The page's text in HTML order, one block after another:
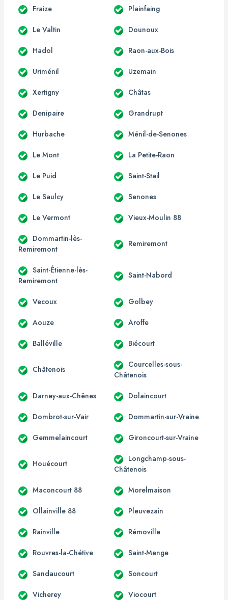
Fraize Plainfaing
Le Valtin Dounoux
Hadol Raon-aux-Bois
Uriménil Uzemain
Xertigny Châtas
Denipaire Grandrupt
Hurbache Ménil-de-Senones
Le Mont La Petite-Raon
Le Puid Saint-Stail
Le Saulcy Senones
Le Vermont Vieux-Moulin 88
Dommartin-lès-
Remiremont
Remiremont
Saint-Étienne-lès-
Remiremont
Saint-Nabord
Vecoux Golbey
Aouze Aroffe
Balléville Biécourt
Châtenois
Courcelles-sous-
Châtenois
Darney-aux-Chênes Dolaincourt
Dombrot-sur-Vair Dommartin-sur-Vraine
Gemmelaincourt Gironcourt-sur-Vraine
Houécourt
Longchamp-sous-
Châtenois
Maconcourt 88 Morelmaison
Ollainville 88 Pleuvezain
Rainville Rémoville
Rouvres-la-Chétive Saint-Menge
Sandaucourt Soncourt
Vicherey Viocourt